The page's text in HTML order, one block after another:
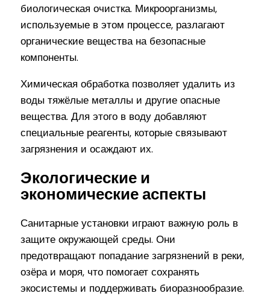
биологическая очистка. Микроорганизмы,
используемые в этом процессе, разлагают
органические вещества на безопасные
компоненты.
Химическая обработка позволяет удалить из
воды тяжёлые металлы и другие опасные
вещества. Для этого в воду добавляют
специальные реагенты, которые связывают
загрязнения и осаждают их.
Экологические и
экономические аспекты
Санитарные установки играют важную роль в
защите окружающей среды. Они
предотвращают попадание загрязнений в реки,
озёра и моря, что помогает сохранять
экосистемы и поддерживать биоразнообразие.